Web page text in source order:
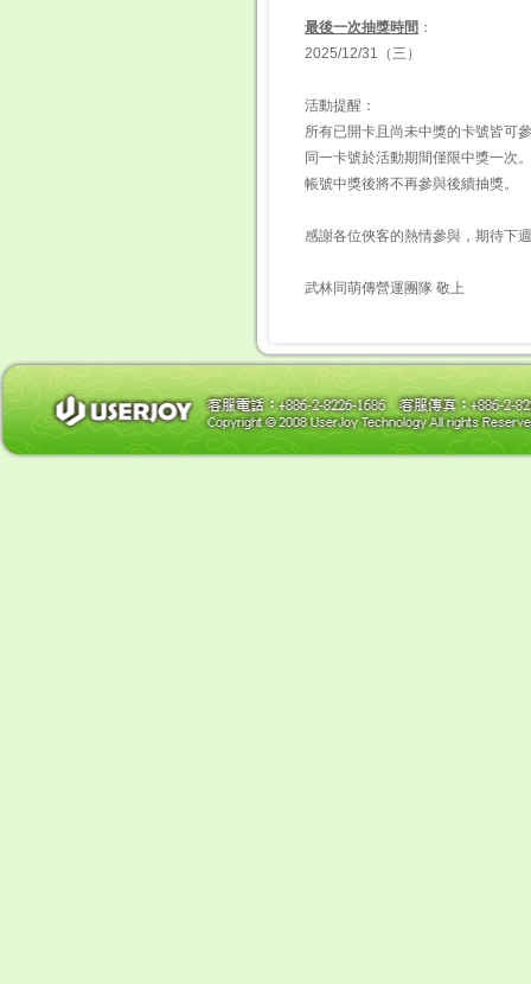
最後一次抽獎時間 ：
2025/12/31（三）
活動提醒：
所有已開卡且尚未中獎的卡號皆可
同一卡號於活動期間僅限中獎一次。
帳號中獎後將不再參與後續抽獎。
感謝各位俠客的熱情參與，期待下
武林同萌傳營運團隊 敬上